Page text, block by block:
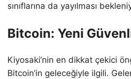
sınıflarına da yayılması
Bitcoin: Yeni
Kiyosaki’nin en dikkat çekici
Bitcoin’in geleceğiyle ilgili.